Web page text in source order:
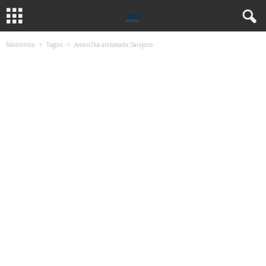
Naslovnica Tagovi Američka ambasada Sarajevo